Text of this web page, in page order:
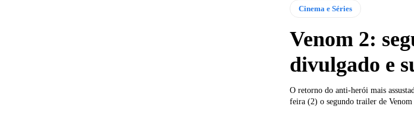
Cinema e Séries
Venom 2:
divulgado e
O retorno do anti-herói mais
feira (2) o segundo trailer de Venom